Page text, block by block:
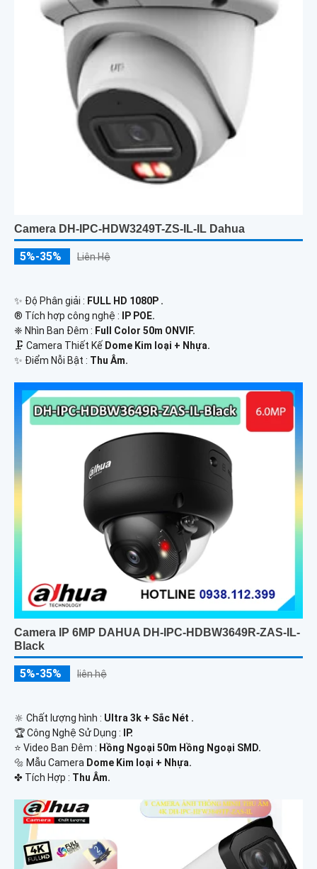
Camera DH-IPC-HDW3249T-ZS-IL-IL Dahua
5%-35% Liên Hệ
✨ Độ Phân giải : FULL HD 1080P .
®️ Tích hợp công nghệ :
IP POE.
❈ Nhìn Ban Đêm : Full Color 50m ONVIF.
🗜️ Camera Thiết Kế Dome Kim loại + Nhựa.
️✨ Điểm Nỗi Bật : Thu Âm.
Camera IP 6MP DAHUA DH-IPC-HDBW3649R-ZAS-IL-
Black
5%-35% liên hệ
🔆 Chất lượng hình : Ultra 3k + Sắc Nét .
🏆 Công Nghệ Sử Dụng :
IP.
⭐ Video Ban Đêm : Hồng Ngoại 50m Hồng Ngoại SMD.
🔩 Mẫu Camera Dome Kim loại + Nhựa.
️✤ Tích Hợp : Thu Âm.